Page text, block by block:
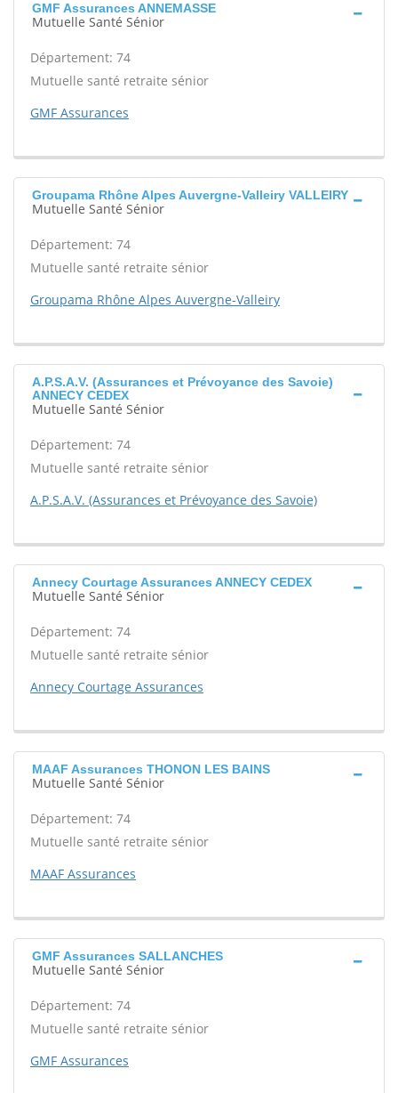
GMF Assurances ANNEMASSE
Mutuelle Santé Sénior
Département: 74
Mutuelle santé retraite sénior
GMF Assurances
Groupama Rhône Alpes Auvergne-Valleiry VALLEIRY
Mutuelle Santé Sénior
Département: 74
Mutuelle santé retraite sénior
Groupama Rhône Alpes Auvergne-Valleiry
A.P.S.A.V. (Assurances et Prévoyance des Savoie)
ANNECY CEDEX
Mutuelle Santé Sénior
Département: 74
Mutuelle santé retraite sénior
A.P.S.A.V. (Assurances et Prévoyance des Savoie)
Annecy Courtage Assurances ANNECY CEDEX
Mutuelle Santé Sénior
Département: 74
Mutuelle santé retraite sénior
Annecy Courtage Assurances
MAAF Assurances THONON LES BAINS
Mutuelle Santé Sénior
Département: 74
Mutuelle santé retraite sénior
MAAF Assurances
GMF Assurances SALLANCHES
Mutuelle Santé Sénior
Département: 74
Mutuelle santé retraite sénior
GMF Assurances